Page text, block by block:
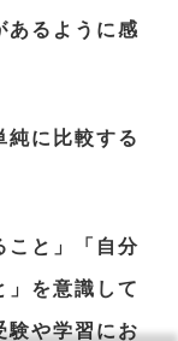
あるように感
純に比較する
こと」「自分
」を意識して
験や学習にお